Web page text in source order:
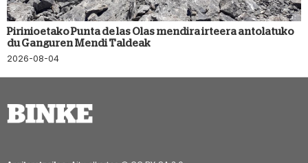
Pirinioetako Punta de las Olas mendira irteera antolatuko
du Ganguren Mendi Taldeak
2026-08-04